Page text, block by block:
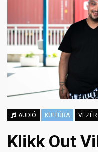
AUDIÓ KULTÚRA VEZÉR
Klikk Out